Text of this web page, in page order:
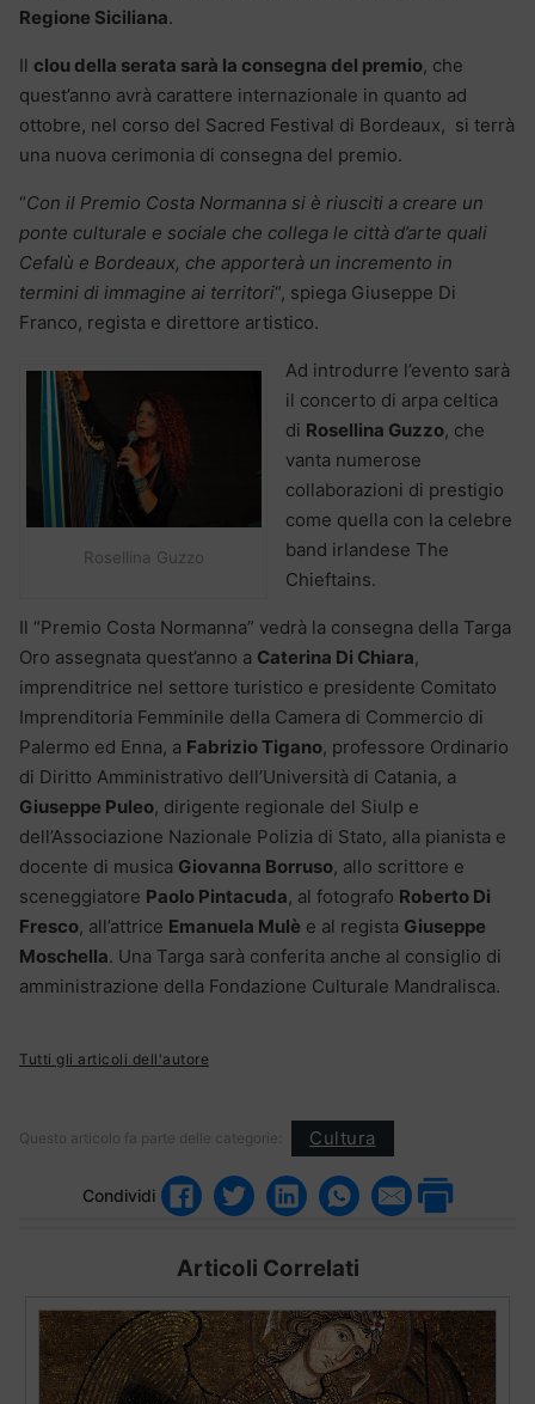
Regione Siciliana.
Il clou della serata sarà la consegna del premio, che
quest’anno avrà carattere internazionale in quanto ad
ottobre, nel corso del Sacred Festival di Bordeaux, si terrà
una nuova cerimonia di consegna del premio.
“Con il Premio Costa Normanna si è riusciti a creare un
ponte culturale e sociale che collega le città d’arte quali
Cefalù e Bordeaux, che apporterà un incremento in
termini di immagine ai territori“, spiega Giuseppe Di
Franco, regista e direttore artistico.
Rosellina Guzzo
Ad introdurre l’evento sarà
il concerto di arpa celtica
di Rosellina Guzzo, che
vanta numerose
collaborazioni di prestigio
come quella con la celebre
band irlandese The
Chieftains.
Il “Premio Costa Normanna” vedrà la consegna della Targa
Oro assegnata quest’anno a Caterina Di Chiara,
imprenditrice nel settore turistico e presidente Comitato
Imprenditoria Femminile della Camera di Commercio di
Palermo ed Enna, a Fabrizio Tigano, professore Ordinario
di Diritto Amministrativo dell’Università di Catania, a
Giuseppe Puleo, dirigente regionale del Siulp e
dell’Associazione Nazionale Polizia di Stato, alla pianista e
docente di musica Giovanna Borruso, allo scrittore e
sceneggiatore Paolo Pintacuda, al fotografo Roberto Di
Fresco, all’attrice Emanuela Mulè e al regista Giuseppe
Moschella. Una Targa sarà conferita anche al consiglio di
amministrazione della Fondazione Culturale Mandralisca.
Tutti gli articoli dell'autore
Questo articolo fa parte delle categorie: Cultura
Condividi
Articoli Correlati